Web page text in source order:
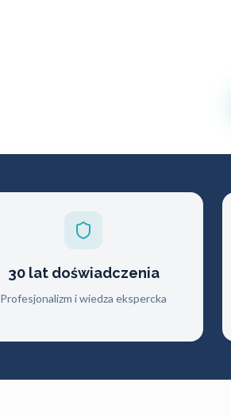
30 lat doświadczenia
Profesjonalizm i wiedza ekspercka